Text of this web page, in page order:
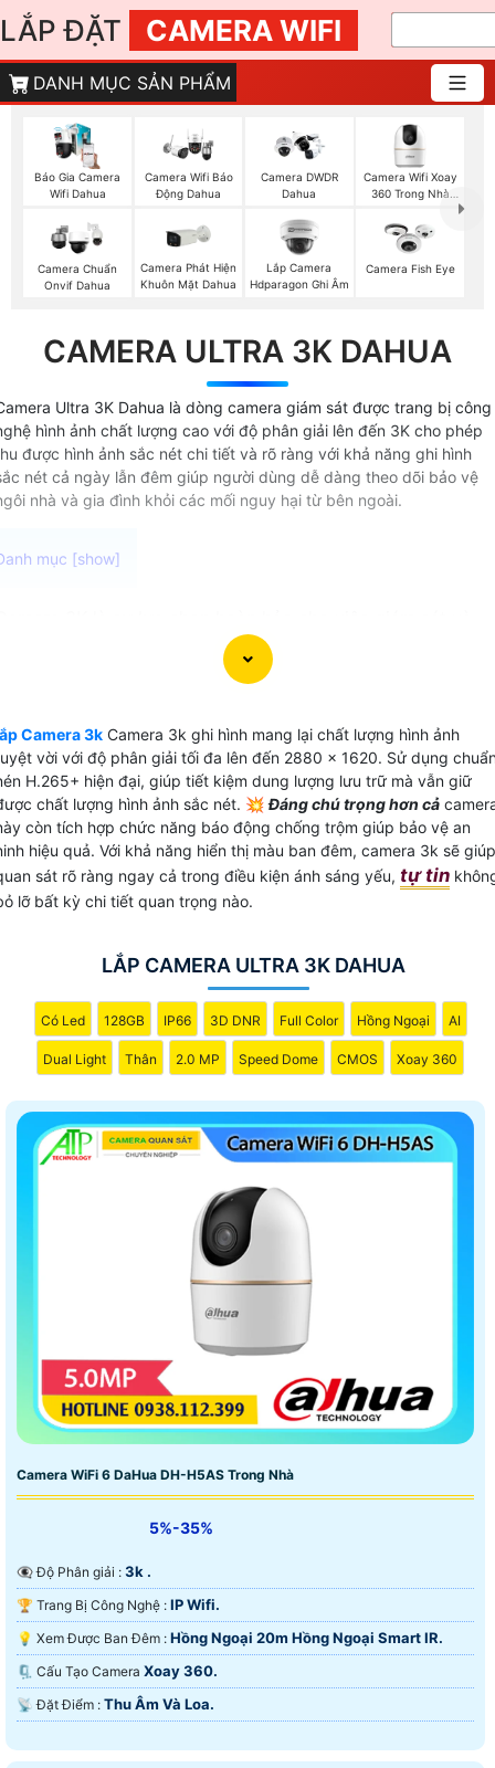
LẮP ĐẶT CAMERA WIFI
DANH MỤC SẢN PHẨM
Báo Gia Camera
Wifi Dahua
Camera Wifi Báo
Động Dahua
Camera DWDR
Dahua
Camera Wifi Xoay
360 Trong Nhà
Camera Chuẩn
Onvif Dahua
Camera Phát Hiện
Khuôn Mặt Dahua
Lắp Camera
Hdparagon Ghi Âm
Camera Fish Eye
CAMERA ULTRA 3K DAHUA
Ultra 3K Dahua là dòng camera giám sát được trang bị công
hình ảnh chất lượng cao với độ phân giải lên đến 3K cho phép
được hình ảnh sắc nét chi tiết và rõ ràng với khả năng ghi hình
nét cả ngày lẫn đêm giúp người dùng dễ dàng theo dõi bảo vệ
nhà và gia đình khỏi các mối nguy hại từ bên ngoài.
vệ gia đình, văn phòng hoặc cửa hàng. Với độ phân
đến 5MP, Camera 3K cho hình ảnh sắc nét và rõ ràng.
2 chiều, cho phép bạn trò chuyện trực tiếp và giao
từ xa một cách dễ dàng.
ghi video đơn giản hóa hơn bao giờ hết với Camera
hơn 6 triệu điểm ảnh, bạn có thể yên tâm về chất lượng
ảnh mà Camera ghi lại. Cùng với khả năng quan sát
lượng cao, Camera 3K giúp bạn không bỏ lỡ bất kỳ chi
quan trọng nào.
đầy đủ tính năng và chất lượng ưu việt, Camera 3K là
bất kỳ không gian nào.
Camera 3k Camera 3k ghi hình mang lại chất lượng hình ảnh
vời với độ phân giải tối đa lên đến 2880 × 1620. Sử dụng
H.265+ hiện đại, giúp tiết kiệm dung lượng lưu trữ mà vẫn giữ
chất lượng hình ảnh sắc nét. 💥Đáng chú trọng hơn cả
còn tích hợp chức năng báo động chống trộm giúp bảo vệ an
hiệu quả. Với khả năng hiển thị màu ban đêm, camera 3k sẽ giúp
sát rõ ràng ngay cả trong điều kiện ánh sáng yếu, tự tin
lỡ bất kỳ chi tiết quan trọng nào.
LẮP CAMERA ULTRA 3K DAHUA
Có Led 128GB IP66 3D DNR Full Color Hồng Ngoại AI
Dual Light Thân 2.0 MP Speed Dome CMOS Xoay 360
Camera WiFi 6 DaHua DH-H5AS Trong Nhà
5%-35%
👁️‍🗨 Độ Phân giải : 3k .
🏆 Trang Bị Công Nghệ : IP Wifi.
💡 Xem Được Ban Đêm : Hồng Ngoại 20m Hồng Ngoại Smart IR.
🗜️ Cấu Tạo Camera Xoay 360.
️📡 Đặt Điểm : Thu Âm Và Loa.